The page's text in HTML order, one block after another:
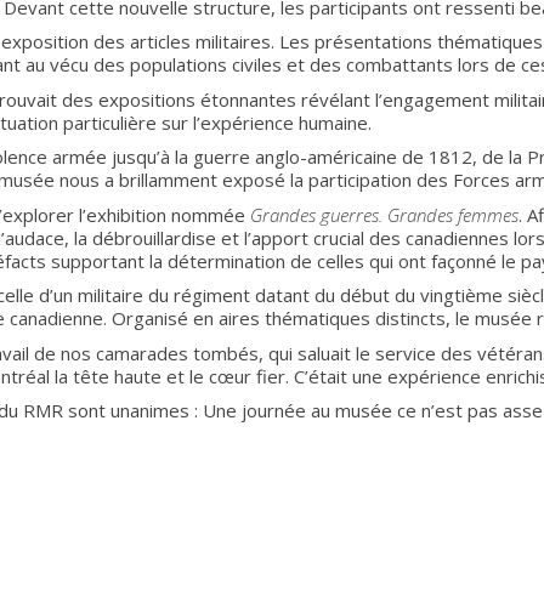
cette nouvelle structure, les participants ont ressenti
des articles militaires. Les présentations
au vécu des populations civiles et des combattants lors de
des expositions étonnantes révélant l’engagement
particulière sur l’expérience humaine.
armée jusqu’à la guerre anglo-américaine de 1812, de la
nous a brillamment exposé la participation des Forces
l’exhibition nommée Grandes guerres. Grandes femmes.
la débrouillardise et l’apport crucial des canadiennes
supportant la détermination de celles qui ont façonné le
d’un militaire du régiment datant du début du vingtième
Organisé en aires thématiques distincts, le
de nos camarades tombés, qui saluait le service des
la tête haute et le cœur fier. C’était une expérience
RMR sont unanimes : Une journée au musée ce n’est pas